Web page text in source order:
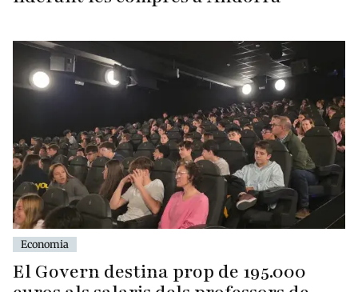
Economia
El Govern destina prop de 195.000